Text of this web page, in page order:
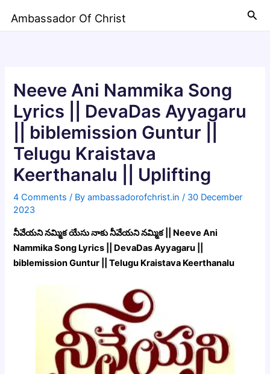
Ambassador Of Christ
Neeve Ani Nammika Song
Lyrics || DevaDas Ayyagaru
|| biblemission Guntur ||
Telugu Kraistava
Keerthanalu || Uplifting
4 Comments / Byambassadorofchrist.in/ 30 December
2023
నీవేయని నమ్మిక యేసు నాకు నీవేయని నమ్మిక || Neeve Ani
Nammika Song Lyrics || DevaDas Ayyagaru ||
biblemission Guntur || Telugu Kraistava Keerthanalu